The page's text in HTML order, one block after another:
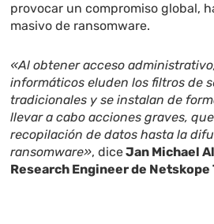
provocar un compromiso global,
masivo de ransomware.
«Al obtener acceso
informáticos eluden los filtros de
tradicionales y se instalan de
llevar a cabo acciones graves,
recopilación de datos hasta la
ransomware», diceJan Michael
Research Engineer de Netskope